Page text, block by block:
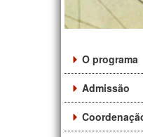
O programa
Admissão